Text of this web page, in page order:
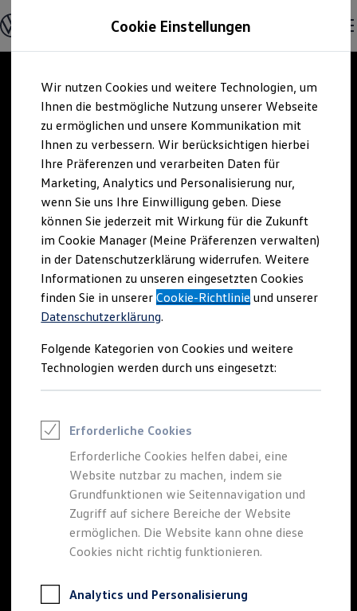
Hauptinhalt
springen
Footer
springen
Modelle und Konfigurator
Konfigurator
Modelle vergleichen
Elektroautos
ENERGY Sondermodelle
Nutzfahrzeuge
SUV und CUV
Familienautos
Kombis
Kompaktwagen
Sportwagen
Schnell verfügbare Fahrzeuge
Angebote und Produkte
Aktuelle Angebote
E-Auto-Förderung
Volkswagen Marktplatz
Die ENERGY Sondermodelle
Junge Gebrauchtwagen und Gebrauchtwagen
Volkswagen Zertifizierte Gebrauchtwagen
Elektromobilität bei Gebrauchtwagen
Saisonangebote
Reifenpakete
Leasing
Leasing-Angebote
Elektroauto Leasing
Kleinwagen-Leasing
Leasing ohne Anzahlung
Finanzierung
Autokredit mit Schlussrate
Versicherungen und Garantien
Kfz-Versicherung
Restschuldversicherungen
Garantien
Professional Class bei Volkswagen
Cookie Einstellungen
Wir nutzen Cookies und weitere Technologien, um
Ihnen die bestmögliche Nutzung unserer Webseite
zu ermöglichen und unsere Kommunikation mit
Ihnen zu verbessern. Wir berücksichtigen hierbei
Ihre Präferenzen und verarbeiten Daten für
Marketing, Analytics und Personalisierung nur,
wenn Sie uns Ihre Einwilligung geben. Diese
können Sie jederzeit mit Wirkung für die Zukunft
im Cookie Manager (Meine Präferenzen verwalten)
in der Datenschutzerklärung widerrufen. Weitere
Informationen zu unseren eingesetzten Cookies
finden Sie in unsererCookie-Richtlinie und unserer
Datenschutzerklärung.
Folgende Kategorien von Cookies und weitere
Technologien werden durch uns eingesetzt:
Erforderliche Cookies
Erforderliche Cookies helfen dabei, eine
Website nutzbar zu machen, indem sie
Grundfunktionen wie Seitennavigation und
Zugriff auf sichere Bereiche der Website
ermöglichen. Die Website kann ohne diese
Cookies nicht richtig funktionieren.
Analytics und Personalisierung